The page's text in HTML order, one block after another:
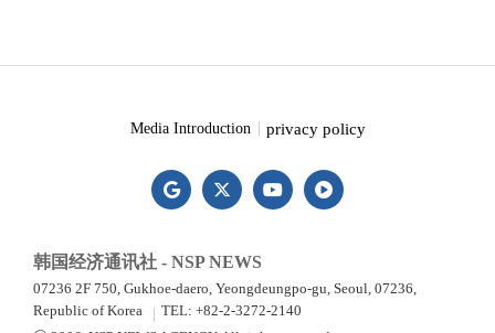
Media Introduction privacy policy
韩国经济通讯社 - NSP NEWS
07236 2F 750, Gukhoe-daero, Yeongdeungpo-gu, Seoul, 07236,
Republic of Korea
TEL: +82-2-3272-2140